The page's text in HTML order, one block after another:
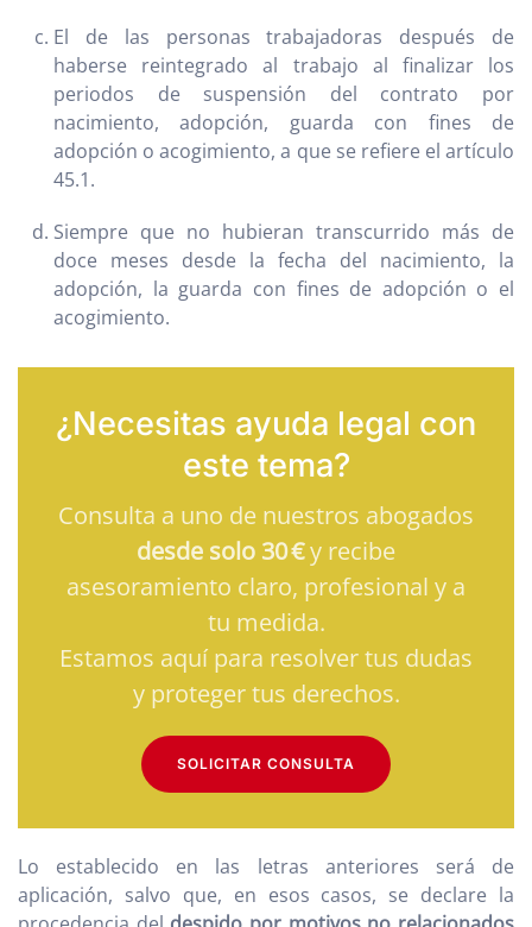
El de las personas trabajadoras después de
haberse reintegrado al trabajo al finalizar los
periodos de suspensión del contrato por
nacimiento, adopción, guarda con fines de
adopción o acogimiento, a que se refiere el artículo
45.1.
Siempre que no hubieran transcurrido más de
doce meses desde la fecha del nacimiento, la
adopción, la guarda con fines de adopción o el
acogimiento.
¿Necesitas ayuda legal con
este tema?
Consulta a uno de nuestros abogados
desde solo 30 €y recibe
asesoramiento claro, profesional y a
tu medida.
Estamos aquí para resolver tus dudas
y proteger tus derechos.
SOLICITAR CONSULTA
Lo establecido en las letras anteriores será de
aplicación, salvo que, en esos casos, se declare la